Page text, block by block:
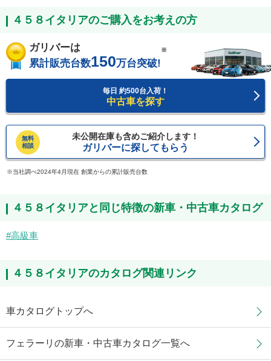
４５８イタリアのご購入をお考えの方
ガリバーは
累計販売台数150万台突破!
※
毎日 約500台入荷！
中古車を探す
無料
相談
未公開在庫も含めご紹介します！
ガリバーに探してもらう
当社調べ2024年4月現在 創業からの累計販売台数
４５８イタリアと同じ特徴の新車・中古車カタログ
高級車
４５８イタリアのカタログ関連リンク
車カタログトップへ
フェラーリの新車・中古車カタログ一覧へ